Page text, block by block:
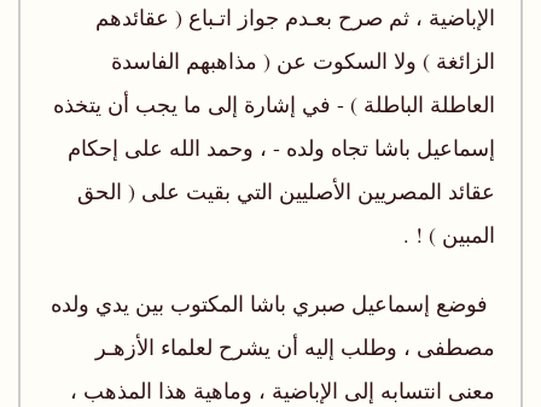
الإباضية ، ثم صرح بعـدم جواز اتـباع ( عقائدهم
الزائغة ) ولا السكوت عن ( مذاهبهم الفاسدة
العاطلة الباطلة ) - في إشارة إلى ما يجب أن يتخذه
إسماعيل باشا تجاه ولده - ، وحمد الله على إحكام
عقائد المصريين الأصليين التي بقيت على ( الحق
المبين ) ! .
فوضع إسماعيل صبري باشا المكتوب بين يدي ولده
مصطفى ، وطلب إليه أن يشرح لعلماء الأزهـر
معنى انتسابه إلى الإباضية ، وماهية هذا المذهب ،